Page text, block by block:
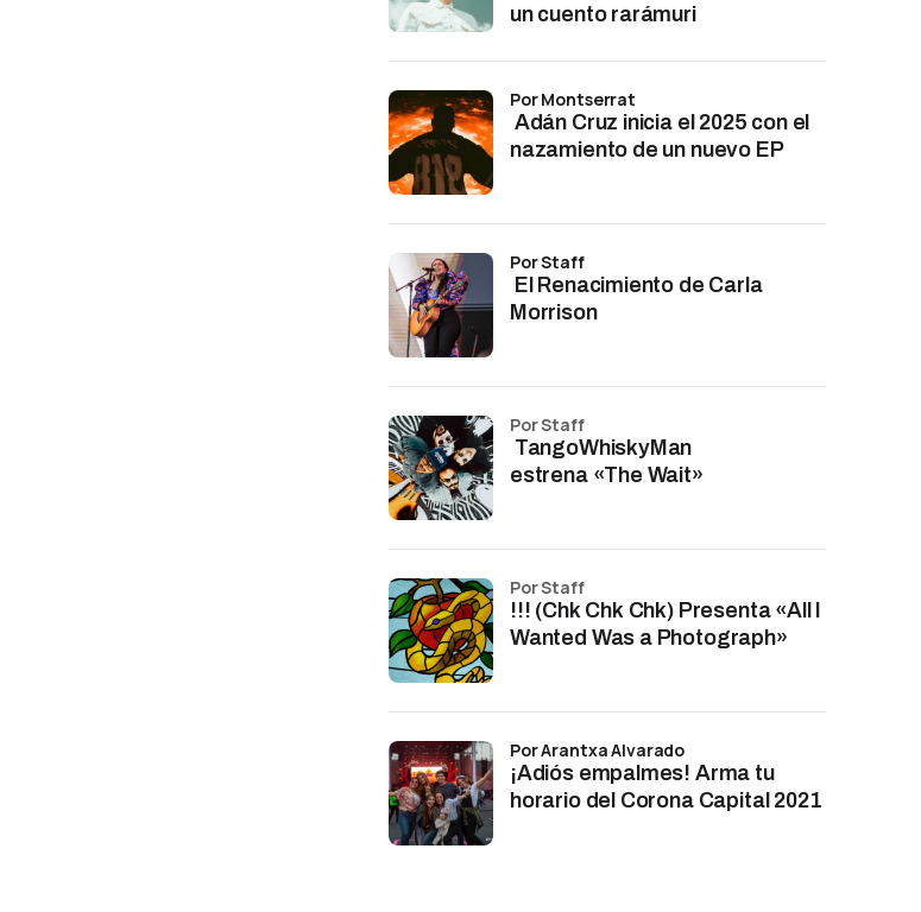
un cuento rarámuri
Adán Cruz inicia el 2025 con el
nazamiento de un nuevo EP
por Montserrat
El Renacimiento de Carla
Morrison
por Staff
TangoWhiskyMan
estrena «The Wait»
por Staff
!!! (Chk Chk Chk) Presenta «All I
Wanted Was a Photograph»
por Staff
¡Adiós empalmes! Arma tu
horario del Corona Capital 2021
por Arantxa Alvarado